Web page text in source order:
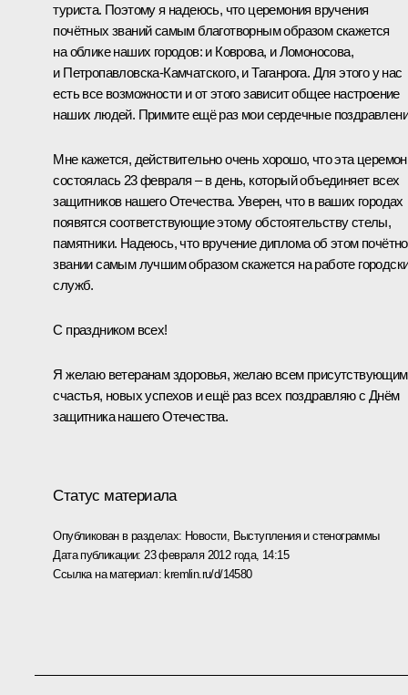
туриста. Поэтому я надеюсь, что церемония вручения
почётных званий самым благотворным образом скажется
на облике наших городов: и Коврова, и Ломоносова,
и Петропавловска-Камчатского, и Таганрога. Для этого у нас
есть все возможности и от этого зависит общее настроение
наших людей. Примите ещё раз мои сердечные
Мне кажется, действительно очень хорошо, что эта
состоялась 23 февраля – в день, который объединяет всех
защитников нашего Отечества. Уверен, что в ваших городах
появятся соответствующие этому обстоятельству стелы,
памятники. Надеюсь, что вручение диплома об этом
звании самым лучшим образом скажется на работе
служб.
С праздником всех!
Я желаю ветеранам здоровья, желаю всем присутствующим
счастья, новых успехов и ещё раз всех поздравляю с Днём
защитника нашего Отечества.
Статус материала
Опубликован в разделах: Новости, Выступления и стенограммы
Дата публикации: 23 февраля 2012 года, 14:15
Ссылка на материал: kremlin.ru/d/14580